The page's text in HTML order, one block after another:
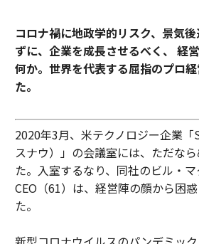
コロナ禍に地政学的リスク、景気
ずに、企業を成長させるべく、 経
何か。世界を代表する屈指のプロ
た。
2020年3月、米テクノロジー企業
スナウ）」の会議室には、ただな
た。入室するなり、同社のビル・
CEO（61）は、経営陣の顔から困
た。